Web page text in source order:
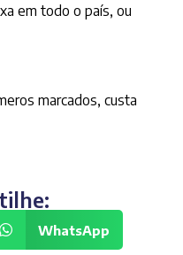
em todo o país, ou
marcados, custa
WhatsApp